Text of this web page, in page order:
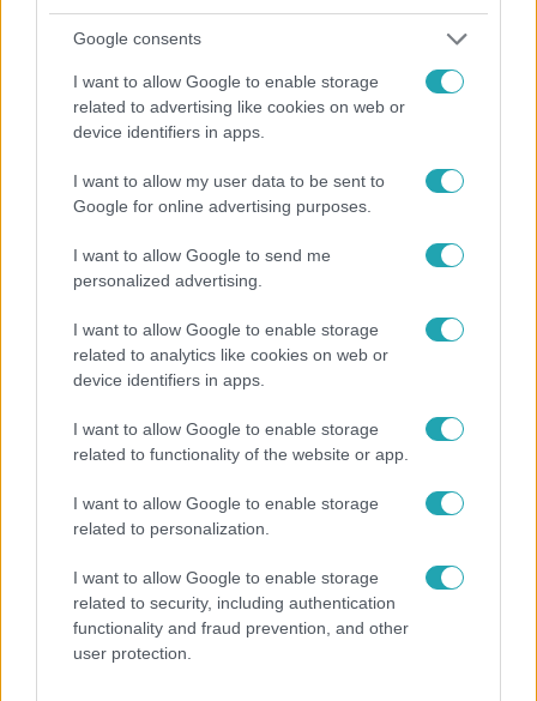
Google consents
I want to allow Google to enable storage
related to advertising like cookies on web or
device identifiers in apps.
I want to allow my user data to be sent to
Google for online advertising purposes.
I want to allow Google to send me
personalized advertising.
I want to allow Google to enable storage
related to analytics like cookies on web or
device identifiers in apps.
I want to allow Google to enable storage
related to functionality of the website or app.
I want to allow Google to enable storage
related to personalization.
I want to allow Google to enable storage
related to security, including authentication
functionality and fraud prevention, and other
user protection.
Vörösmarty tér és feszült pillanatok a Reggeliben
– ezek a hét videói
Csatatérré változott a Vörösmarty tér szilveszterkor, a
tűzijátékok a levegő helyett a tömegben robbantak fel,
egy nő azt mondta, megégett a keze. A szilveszteri
Híradó után Bodrogi Gyula mondott újévi köszöntőt –
ezzel pedig át is fordultunk az új évbe, ami mozgalmasan
durván megdrágul az autózás is. Az RTL-nél kezdődik a
Cápák új szezonja, az Éden Hotelre pedig átok sújtott le.
Belföld
2024. január 6. 9:44
Sugárzik az „elemi gyűlölet”, amit a budapestiek
iránt éreznek – kiakadt a VEKE-elnök az
államtitkár vármegyebérletes megszólalása miatt